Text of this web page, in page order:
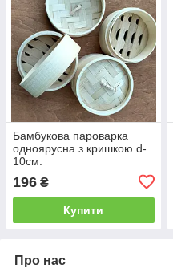
Бамбукова пароварка
одноярусна з кришкою d-
10см.
196 ₴
Купити
Про нас